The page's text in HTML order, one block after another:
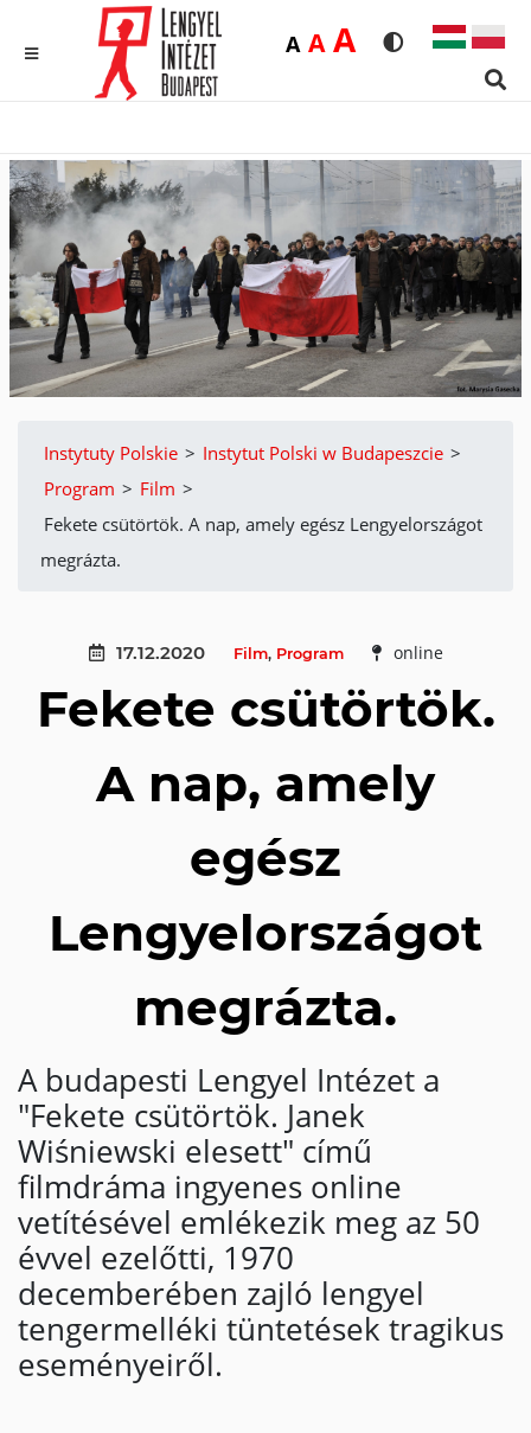
Rozmiar
ADomyślna
AŚrednia
ADużaWersja
Instytuty Polskie > Instytut Polski w Budapeszcie >
Program > Film >
Fekete csütörtök. A nap, amely egész Lengyelországot
megrázta.
17.12.2020 Film, Program online
Fekete csütörtök.
A nap, amely
egész
Lengyelországot
megrázta.
A budapesti Lengyel Intézet a
"Fekete csütörtök. Janek
Wiśniewski elesett" című
filmdráma ingyenes online
vetítésével emlékezik meg az 50
évvel ezelőtti, 1970
decemberében zajló lengyel
tengermelléki tüntetések tragikus
eseményeiről.